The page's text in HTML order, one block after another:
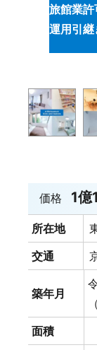
旅館業
運用引
価格 1億
所在地
交通
築年月
面積